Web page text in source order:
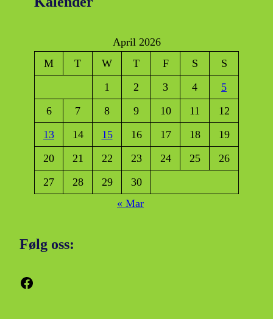
April 2026
M
T W T F S
S
1
2 3 4
5
6
7 8 9 10 11
12
13
14 15 16 17 18
19
20
21 22 23 24 25
26
27
28 29
30
« Mar
Følg oss:
Facebook